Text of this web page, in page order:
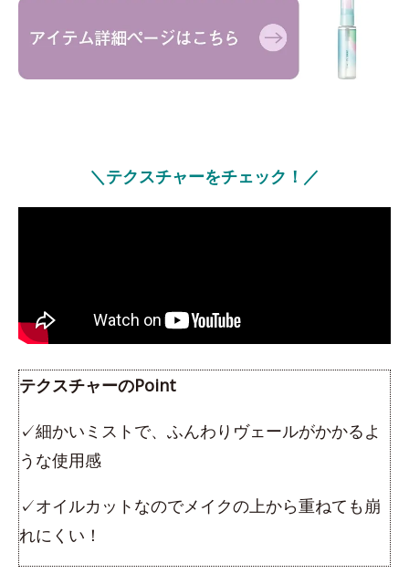
＼テクスチャーをチェック！／
テクスチャーのPoint
✓細かいミストで、ふんわりヴェールがかかるよ
うな使用感
✓オイルカットなのでメイクの上から重ねても崩
れにくい！